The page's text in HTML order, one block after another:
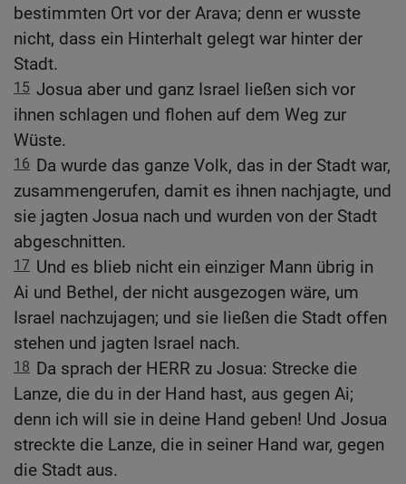
bestimmten Ort vor der Arava; denn er wusste
nicht, dass ein Hinterhalt gelegt war hinter der
Stadt.
15 Josua aber und ganz Israel ließen sich vor
ihnen schlagen und flohen auf dem Weg zur
Wüste.
16 Da wurde das ganze Volk, das in der Stadt war,
zusammengerufen, damit es ihnen nachjagte, und
sie jagten Josua nach und wurden von der Stadt
abgeschnitten.
17 Und es blieb nicht ein einziger Mann übrig in
Ai und Bethel, der nicht ausgezogen wäre, um
Israel nachzujagen; und sie ließen die Stadt offen
stehen und jagten Israel nach.
18 Da sprach der HERR zu Josua: Strecke die
Lanze, die du in der Hand hast, aus gegen Ai;
denn ich will sie in deine Hand geben! Und Josua
streckte die Lanze, die in seiner Hand war, gegen
die Stadt aus.